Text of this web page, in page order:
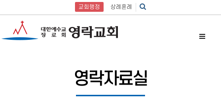
교회행정 상례혼례
영락자료실